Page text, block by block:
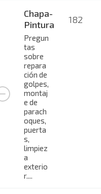
Chapa-
Pintura
Pregun
tas
sobre
repara
ción de
golpes,
montaj
e de
parach
oques,
puerta
s,
limpiez
a
exterio
r....
182